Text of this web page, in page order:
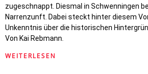
zugeschnappt. Diesmal in Schwenningen
Narrenzunft. Dabei steckt hinter diesem
Unkenntnis über die historischen
Von Kai Rebmann.
WEITERLESEN